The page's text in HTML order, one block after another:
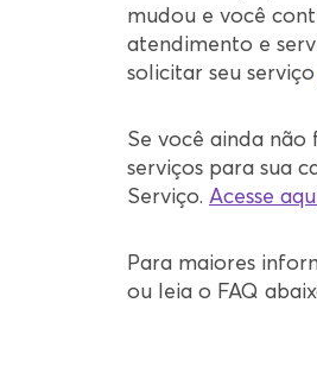
mudou e você
atendimento e
solicitar seu serviço
Se você ainda
serviços para sua
Serviço. Acesse
Para maiores
ou leia o FAQ